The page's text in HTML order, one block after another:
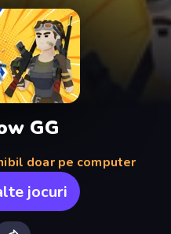
GG
doar pe computer
jocuri